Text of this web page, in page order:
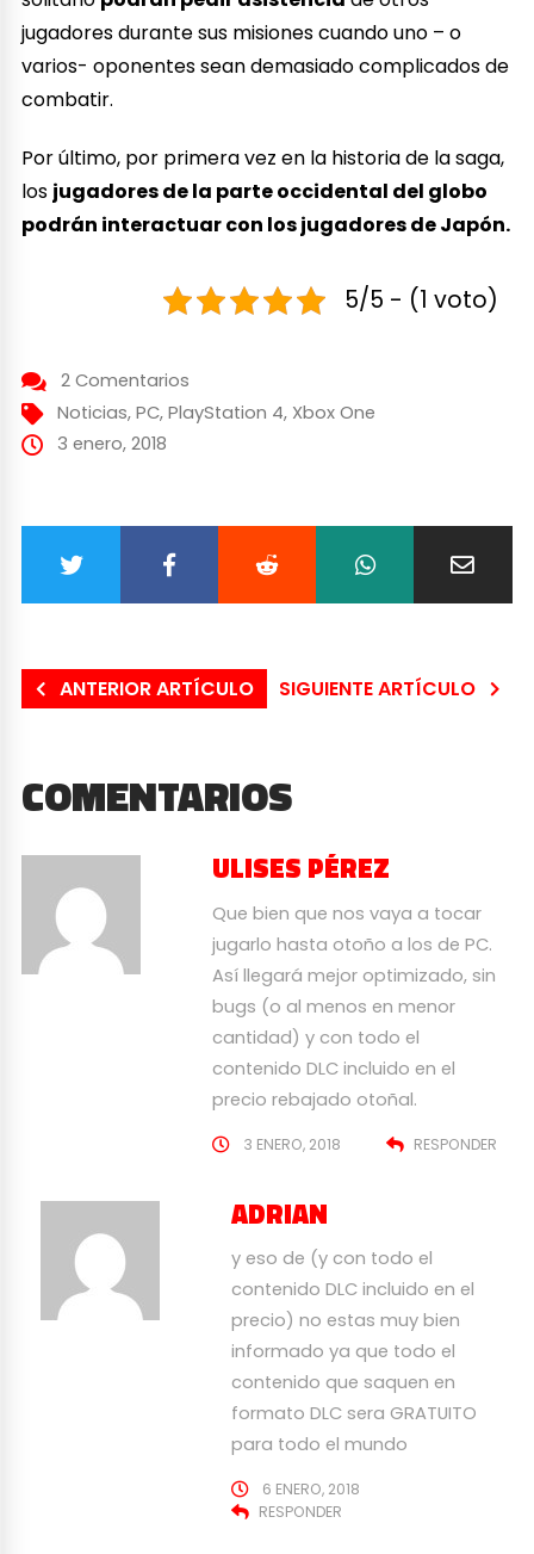
jugadores durante sus misiones cuando uno – o
varios- oponentes sean demasiado complicados de
combatir.
Por último, por primera vez en la historia de la saga,
los jugadores de la parte occidental del globo
podrán interactuar con los jugadores de Japón.
5/5 - (1 voto)
2 Comentarios
Noticias, PC, PlayStation 4, Xbox One
3 enero, 2018
ANTERIOR ARTÍCULO SIGUIENTE ARTÍCULO
COMENTARIOS
ULISES PÉREZ
Que bien que nos vaya a tocar
jugarlo hasta otoño a los de PC.
Así llegará mejor optimizado, sin
bugs (o al menos en menor
cantidad) y con todo el
contenido DLC incluido en el
precio rebajado otoñal.
3 ENERO, 2018 RESPONDER
ADRIAN
y eso de (y con todo el
contenido DLC incluido en el
precio) no estas muy bien
informado ya que todo el
contenido que saquen en
formato DLC sera GRATUITO
para todo el mundo
6 ENERO, 2018
RESPONDER